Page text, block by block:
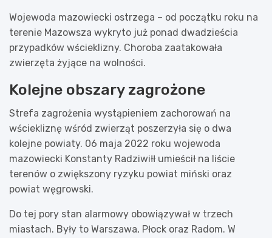
Wojewoda mazowiecki ostrzega – od początku roku na
terenie Mazowsza wykryto już ponad dwadzieścia
przypadków wścieklizny. Choroba zaatakowała
zwierzęta żyjące na wolności.
Kolejne obszary zagrożone
Strefa zagrożenia wystąpieniem zachorowań na
wściekliznę wśród zwierząt poszerzyła się o dwa
kolejne powiaty. 06 maja 2022 roku wojewoda
mazowiecki Konstanty Radziwiłł umieścił na liście
terenów o zwiększony ryzyku powiat miński oraz
powiat węgrowski.
Do tej pory stan alarmowy obowiązywał w trzech
miastach. Były to Warszawa, Płock oraz Radom. W